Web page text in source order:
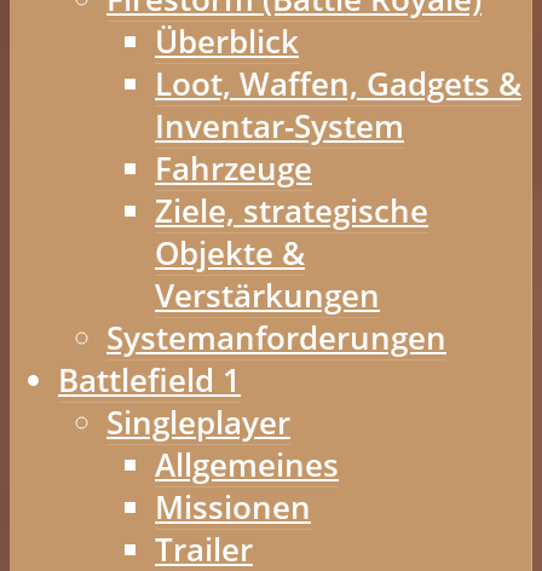
Überblick
Loot, Waffen, Gadgets &
Inventar-System
Fahrzeuge
Ziele, strategische
Objekte &
Verstärkungen
Systemanforderungen
Battlefield 1
Singleplayer
Allgemeines
Missionen
Trailer